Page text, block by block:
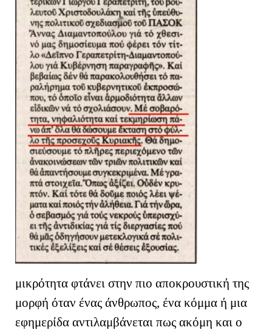
μικρότητα φτάνει στην πιο αποκρουστική της
μορφή όταν ένας άνθρωπος, ένα κόμμα ή μια
εφημερίδα αντιλαμβάνεται πως ακόμη και ο